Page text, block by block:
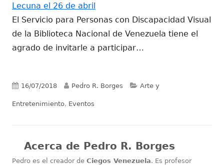
Lecuna el 26 de abril
El Servicio para Personas con Discapacidad Visual
de la Biblioteca Nacional de Venezuela tiene el
agrado de invitarle a participar…
Publicado
el
16/07/2018 Autor
Pedro R. Borges Categorías
Arte y
Entretenimiento, Eventos
Acerca de Pedro R. Borges
Pedro es el creador de Ciegos Venezuela. Es profesor